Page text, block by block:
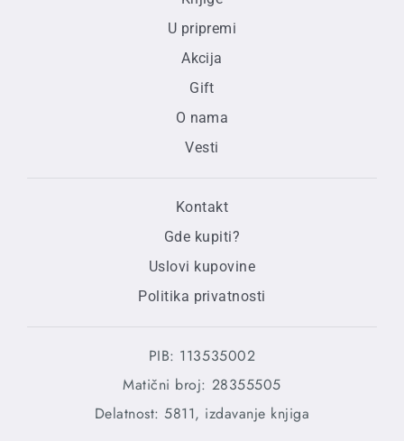
U pripremi
Akcija
Gift
O nama
Vesti
Kontakt
Gde kupiti?
Uslovi kupovine
Politika privatnosti
PIB: 113535002
Matični broj: 28355505
Delatnost: 5811, izdavanje knjiga